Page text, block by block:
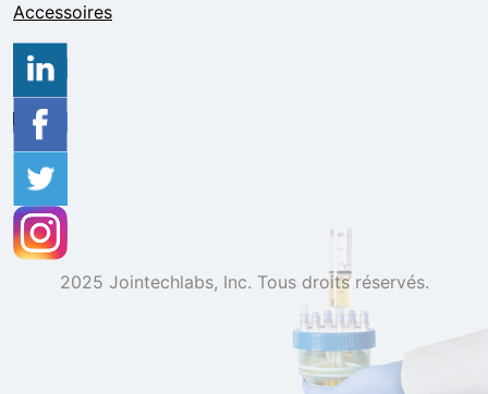
Accessoires
2025 Jointechlabs, Inc. Tous droits réservés.